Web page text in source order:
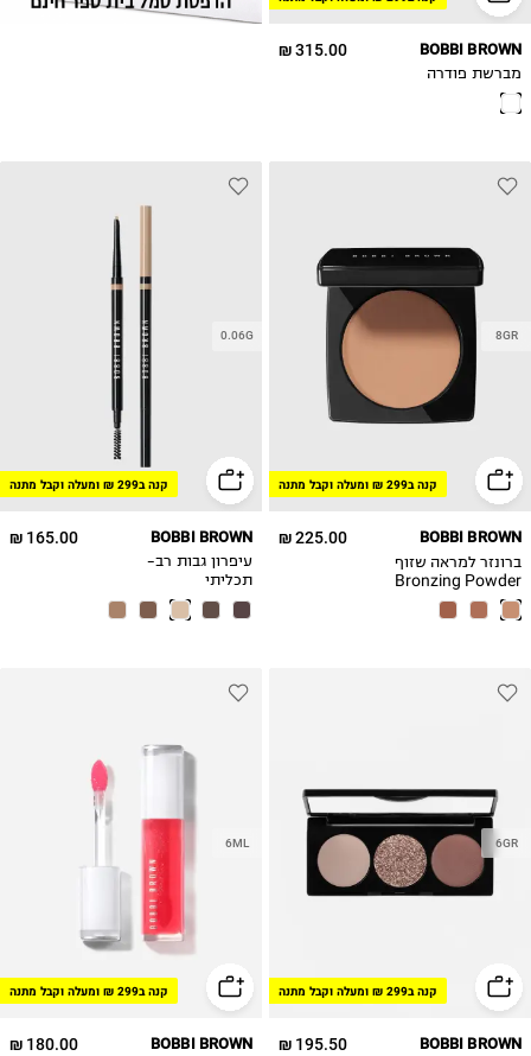
315.00 ₪ BOBBI BROWN
מברשת פודרה
קנה ב299 ₪ ומעלה וקבל מתנה
8GR
225.00 ₪ BOBBI BROWN
ברונזר למראה שזוף
Bronzing Powder
קנה ב299 ₪ ומעלה וקבל מתנה
0.06G
165.00 ₪ BOBBI BROWN
עיפרון גבות רב-
תכליתי
קנה ב299 ₪ ומעלה וקבל מתנה
6GR
195.50 ₪ BOBBI BROWN
קנה ב299 ₪ ומעלה וקבל מתנה
6ML
180.00 ₪ BOBBI BROWN